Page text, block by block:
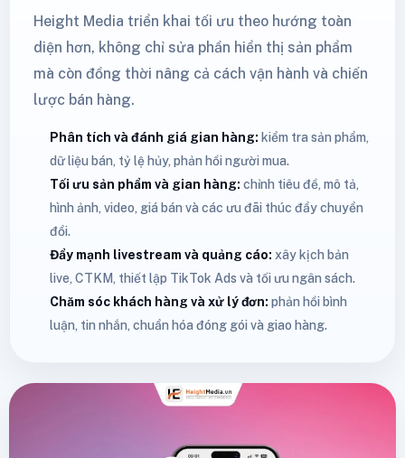
Height Media triển khai tối ưu theo hướng toàn
diện hơn, không chỉ sửa phần hiển thị sản phẩm
mà còn đồng thời nâng cả cách vận hành và chiến
lược bán hàng.
Phân tích và đánh giá gian hàng: kiểm tra sản phẩm,
dữ liệu bán, tỷ lệ hủy, phản hồi người mua.
Tối ưu sản phẩm và gian hàng: chỉnh tiêu đề, mô tả,
hình ảnh, video, giá bán và các ưu đãi thúc đẩy chuyển
đổi.
Đẩy mạnh livestream và quảng cáo: xây kịch bản
live, CTKM, thiết lập TikTok Ads và tối ưu ngân sách.
Chăm sóc khách hàng và xử lý đơn: phản hồi bình
luận, tin nhắn, chuẩn hóa đóng gói và giao hàng.